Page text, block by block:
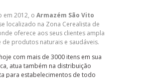
em 2012, o Armazém São Vito
localizado na Zona Cerealista de
oferece aos seus clientes ampla
de produtos naturais e saudáveis.
com mais de 3000 itens em sua
atua também na distribuição
para estabelecimentos de todo